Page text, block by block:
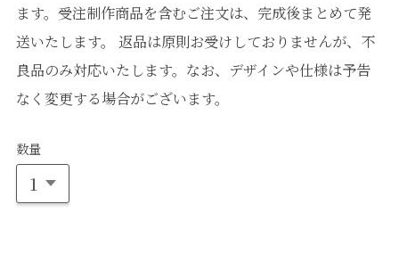
ます。受注制作商品を含むご注文は、完成後まとめて発
送いたします。 返品は原則お受けしておりませんが、不
良品のみ対応いたします。なお、デザインや仕様は予告
なく変更する場合がございます。
数量